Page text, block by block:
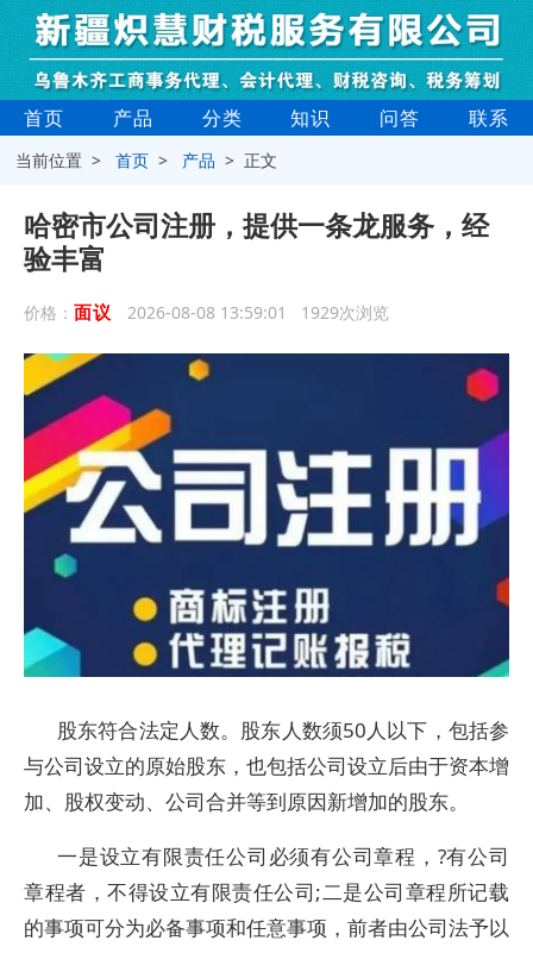
首页 产品 分类 知识 问答 联系
当前位置 >首页 > 产品 > 正文
哈密市公司注册，提供一条龙服务，经
验丰富
价格： 面议 2026-08-08 13:59:01 1929次浏览
股东符合法定人数。股东人数须50人以下，包括参
与公司设立的原始股东，也包括公司设立后由于资本增
加、股权变动、公司合并等到原因新增加的股东。
一是设立有限责任公司必须有公司章程，?有公司
章程者，不得设立有限责任公司;二是公司章程所记载
的事项可分为必备事项和任意事项，前者由公司法予以